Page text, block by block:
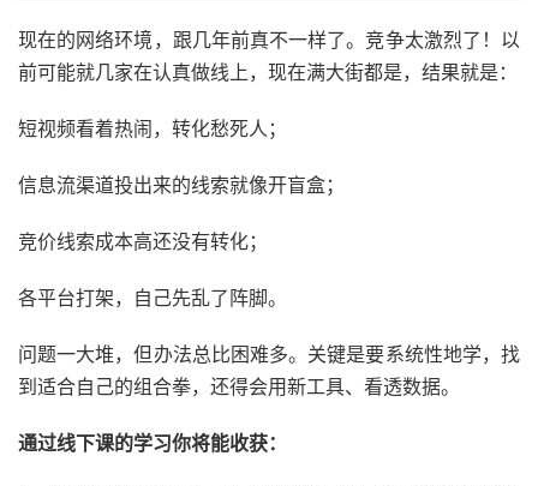
现在的网络环境，跟几年前真不一样了。竞争太激烈了！以
前可能就几家在认真做线上，现在满大街都是，结果就是：
短视频看着热闹，转化愁死人；
信息流渠道投出来的线索就像开盲盒；
竞价线索成本高还没有转化；
各平台打架，自己先乱了阵脚。
问题一大堆，但办法总比困难多。关键是要系统性地学，找
到适合自己的组合拳，还得会用新工具、看透数据。
通过线下课的学习你将能收获：